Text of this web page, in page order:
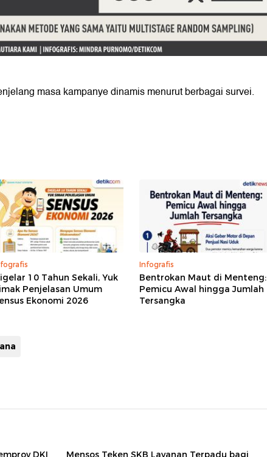
masa kampanye dinamis menurut berbagai survei.
10 Tahun Sekali, Yuk
Penjelasan Umum
Ekonomi 2026
Infografis
Bentrokan Maut di Menteng:
Pemicu Awal hingga Jumlah
Tersangka
DKI Mensos Teken SKB Layanan Terpadu bagi